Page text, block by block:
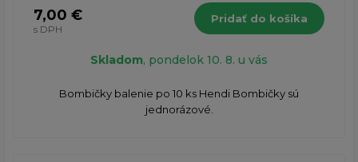
7,00 €
s DPH
Pridať do košíka
Skladom, pondelok 10. 8. u vás
Bombičky balenie po 10 ks Hendi Bombičky sú
jednorázové.